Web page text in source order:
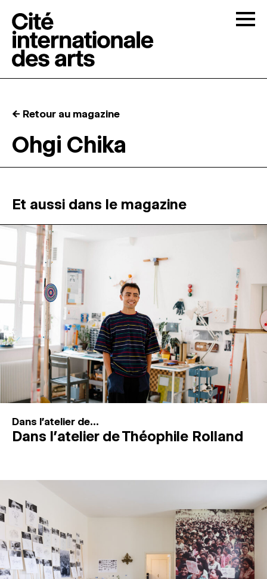
RÉSIDENCES ↓
ATELIERS OUVERTS
PROGRAMMATION
MAGAZINE
ESPACES DE PRATIQUE ARTISTIQUE ↓
Recherche
Connexion
← Retour au magazine
Ohgi Chika
Et aussi dans le magazine
Dans l'atelier de...
Dans l’atelier de Théophile Rolland